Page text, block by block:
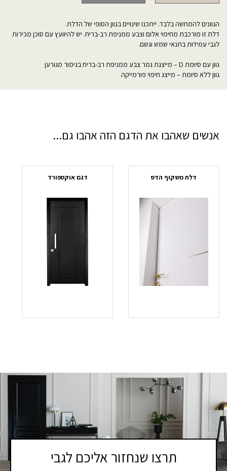
הגוונים להמחשה בלבד. ייתכנו שינויים בגוון הסופי של הדלת.
דלת זו מורכבת מחיפוי אלום וצבע ממניפת רב-בריח. יש להיוועץ עם סוכן מכירות
לגבי עמידות בתנאי שמש וגשם.
גוון עם סיומת D – מייצגת גמר צבע ממניפת רב-בריח בגימור מגורען
גוון ללא סיומת – מייצג חיפוי פורמייקה
אנשים שאהבו את הדגם הזה אהבו גם...
דלת משקוף הדס דגם אוקספורד
תרצו שנחזור אליכם לגבי